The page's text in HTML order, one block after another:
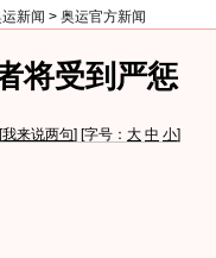
新闻 > 奥运官方新闻
将受到严惩
[我来说两句] [字号： 大 中 小]